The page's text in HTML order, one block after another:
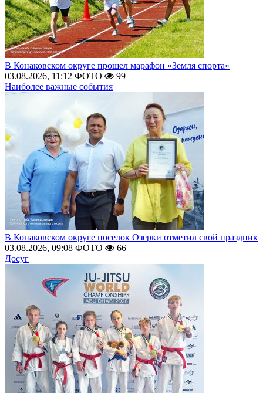
В Конаковском округе прошел марафон «Земля спорта»
03.08.2026, 11:12 ФОТО
99
Наиболее важные события
В Конаковском округе поселок Озерки отметил свой праздник
03.08.2026, 09:08 ФОТО
66
Досуг